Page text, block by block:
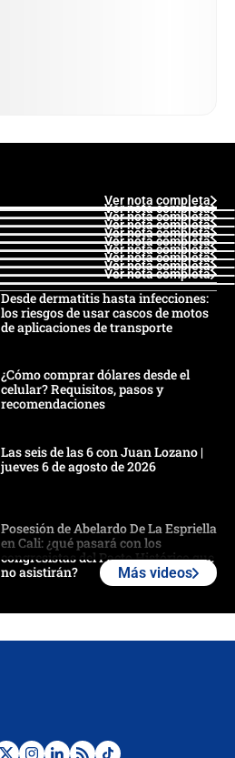
Ver nota completa
Ver nota completa
Ver nota completa
Ver nota completa
Ver nota completa
Ver nota completa
Ver nota completa
Ver nota completa
Ver nota completa
Ver nota completa
Desde dermatitis hasta infecciones:
los riesgos de usar cascos de motos
de aplicaciones de transporte
¿Cómo comprar dólares desde el
celular? Requisitos, pasos y
recomendaciones
Las seis de las 6 con Juan Lozano |
jueves 6 de agosto de 2026
Posesión de Abelardo De La Espriella
en Cali: ¿qué pasará con los
congresistas del Pacto Histórico que
no asistirán?
Más videos